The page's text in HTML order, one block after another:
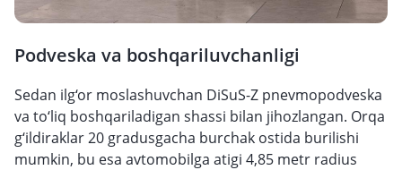
Podveska va boshqariluvchanligi
Sedan ilg‘or moslashuvchan DiSuS-Z pnevmopodveska
va to‘liq boshqariladigan shassi bilan jihozlangan. Orqa
g‘ildiraklar 20 gradusgacha burchak ostida burilishi
mumkin, bu esa avtomobilga atigi 4,85 metr radius